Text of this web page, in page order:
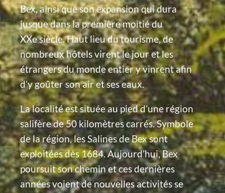
Bex, ainsi que son expansion qui dura
jusque dans la première moitié du
XXe siècle. Haut lieu du tourisme, de
nombreux hôtels virent le jour et les
étrangers du monde entier y vinrent afin
d’y goûter son air et ses eaux.
La localité est située au pied d’une région
salifère de 50 kilomètres carrés. Symbole
de la région, les Salines de Bex sont
exploitées dès 1684. Aujourd’hui, Bex
poursuit son chemin et ces dernières
années voient de nouvelles activités se